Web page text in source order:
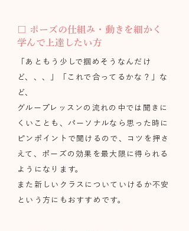
□ ポーズの仕組み・動きを細かく
学んで上達したい方
「あともう少しで掴めそうなんだけ
ど、、、」「これで合ってるかな？」な
ど、
グループレッスンの流れの中では聞きに
くいことも、パーソナルなら思った時に
ピンポイントで聞けるので、コツを押さ
えて、ポーズの効果を最大限に得られる
ようになります。
また新しいクラスについていけるか不安
という方にもおすすめです。